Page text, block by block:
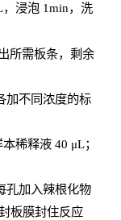
，浸泡 1min，洗
所需板条，剩余
加不同浓度的标
稀释液 40 μL；
孔加入辣根化物
板膜封住反应